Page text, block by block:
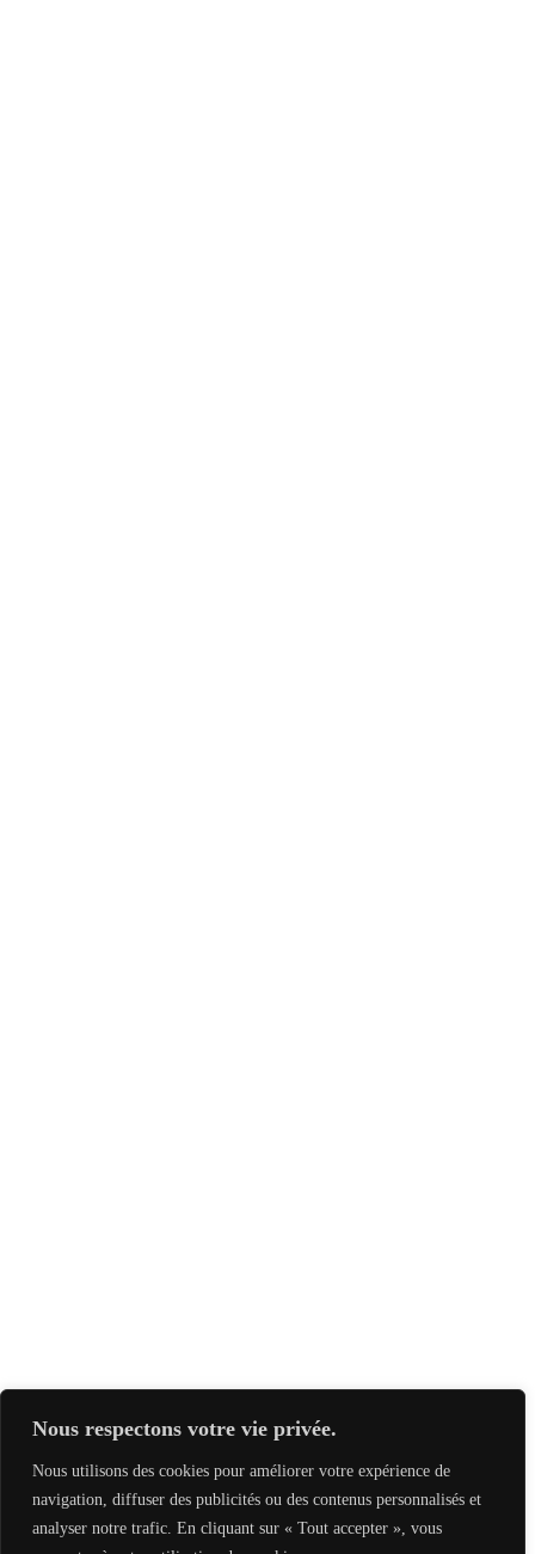
Nous respectons votre vie privée.
Nous utilisons des cookies pour améliorer votre expérience de
navigation, diffuser des publicités ou des contenus personnalisés et
analyser notre trafic. En cliquant sur « Tout accepter », vous